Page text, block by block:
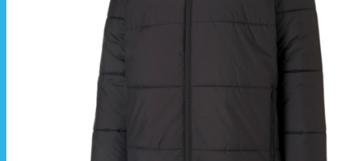
La livraison est effectuée directement au club
La commande est à récupérer auprès du
référent des équipements du club